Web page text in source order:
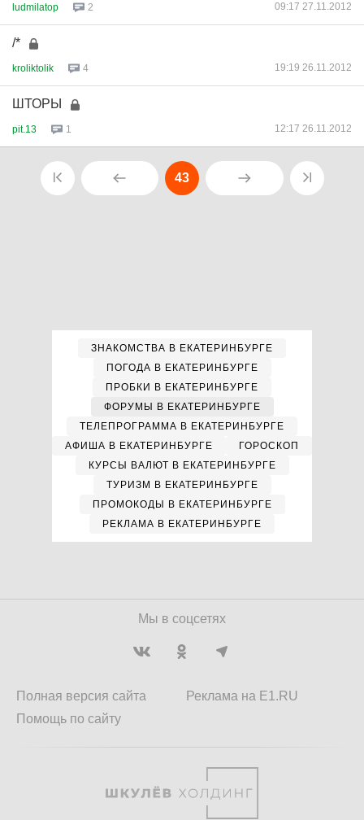
ludmilatop 2 09:17 27.11.2012
/*
kroliktolik 4 19:19 26.11.2012
ШТОРЫ
pit.13 1 12:17 26.11.2012
43
ЗНАКОМСТВА В ЕКАТЕРИНБУРГЕ
ПОГОДА В ЕКАТЕРИНБУРГЕ
ПРОБКИ В ЕКАТЕРИНБУРГЕ
ФОРУМЫ В ЕКАТЕРИНБУРГЕ
ТЕЛЕПРОГРАММА В ЕКАТЕРИНБУРГЕ
АФИША В ЕКАТЕРИНБУРГЕ
ГОРОСКОП
КУРСЫ ВАЛЮТ В ЕКАТЕРИНБУРГЕ
ТУРИЗМ В ЕКАТЕРИНБУРГЕ
ПРОМОКОДЫ В ЕКАТЕРИНБУРГЕ
РЕКЛАМА В ЕКАТЕРИНБУРГЕ
Мы в соцсетях
Полная версия сайта
Помощь по сайту
Реклама на E1.RU